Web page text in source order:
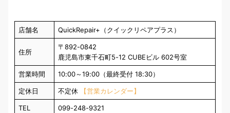
店舗名 QuickRepair+（クイックリペアプラス）
住所
〒892-0842
鹿児島市東千石町5-12 CUBEビル 602号室
営業時間 10:00～19:00（最終受付 18:30）
定休日 不定休 【営業カレンダー】
TEL 099-248-9321